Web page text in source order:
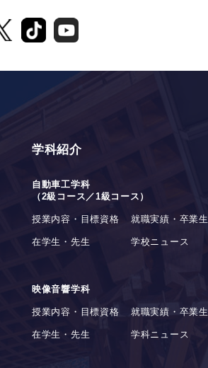
学科紹介
自動車工学科
（2級コース／1級コース）
授業内容・目標資格 就職実績・卒業生
在学生・先生 学校ニュース
映像音響学科
授業内容・目標資格 就職実績・卒業生
在学生・先生 学科ニュース